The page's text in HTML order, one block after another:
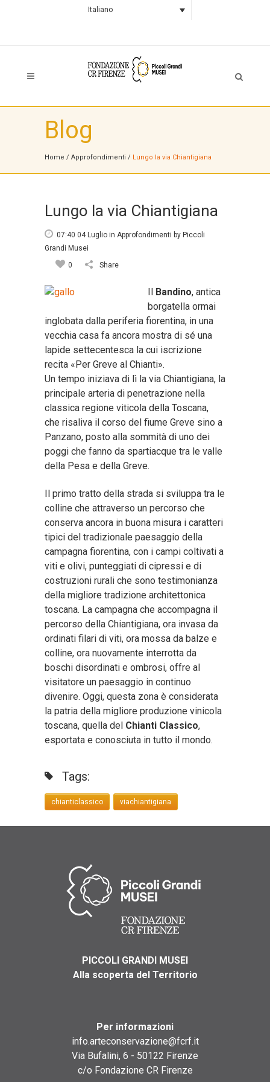
Italiano
Blog
Home / Approfondimenti / Lungo la via Chiantigiana
Lungo la via Chiantigiana
07:40 04 Luglio in Approfondimenti by Piccoli
Grandi Musei
0
Share
Il Bandino, antica
borgatella ormai
inglobata dalla periferia fiorentina, in una
vecchia casa fa ancora mostra di sé una
lapide settecentesca la cui iscrizione
recita «Per Greve al Chianti».
Un tempo iniziava di lì la via Chiantigiana, la
principale arteria di penetrazione nella
classica regione viticola della Toscana,
che risaliva il corso del fiume Greve sino a
Panzano, posto alla sommità di uno dei
poggi che fanno da spartiacque tra le valle
della Pesa e della Greve.
Il primo tratto della strada si sviluppa tra le
colline che attraverso un percorso che
conserva ancora in buona misura i caratteri
tipici del tradizionale paesaggio della
campagna fiorentina, con i campi coltivati a
viti e olivi, punteggiati di cipressi e di
costruzioni rurali che sono testimonianza
della migliore tradizione architettonica
toscana. La campagna che accompagna il
percorso della Chiantigiana, ora invasa da
ordinati filari di viti, ora mossa da balze e
colline, ora nuovamente interrotta da
boschi disordinati e ombrosi, offre al
visitatore un paesaggio in continuo
divenire. Oggi, questa zona è considerata
la patria della migliore produzione vinicola
toscana, quella del Chianti Classico,
esportata e conosciuta in tutto il mondo.
Tags:
chianticlassico viachiantigiana
PICCOLI GRANDI MUSEI
Alla scoperta del Territorio
Per informazioni
info.arteconservazione@fcrf.it
Via Bufalini, 6 - 50122 Firenze
c/o Fondazione CR Firenze